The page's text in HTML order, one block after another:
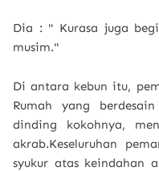
Dia : " Kurasa juga
musim."
Di antara kebun itu,
Rumah yang
dinding kokohnya,
akrab.Keseluruhan
syukur atas keindahan